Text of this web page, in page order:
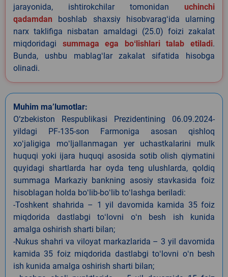
jarayonida, ishtirokchilar tomonidan uchinchi
qadamdan boshlab shaxsiy hisobvaragʻida ularning
narx taklifiga nisbatan amaldagi (25.0) foizi zakalat
miqdoridagi summaga ega boʻlishlari talab etiladi.
Bunda, ushbu mablagʻlar zakalat sifatida hisobga
olinadi.
Muhim ma’lumotlar:
O‘zbekiston Respublikasi Prezidentining 06.09.2024-
yildagi PF-135-son Farmoniga asosan qishloq
xoʻjaligiga moʻljallanmagan yer uchastkalarini mulk
huquqi yoki ijara huquqi asosida sotib olish qiymatini
quyidagi shartlarda har oyda teng ulushlarda, qoldiq
summaga Markaziy bankning asosiy stavkasida foiz
hisoblagan holda boʻlib-boʻlib toʻlashga beriladi:
-Toshkent shahrida – 1 yil davomida kamida 35 foiz
miqdorida dastlabgi toʻlovni oʻn besh ish kunida
amalga oshirish sharti bilan;
-Nukus shahri va viloyat markazlarida – 3 yil davomida
kamida 35 foiz miqdorida dastlabgi toʻlovni oʻn besh
ish kunida amalga oshirish sharti bilan;